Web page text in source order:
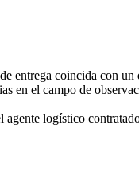
entrega coincida con
en el campo de
logístico